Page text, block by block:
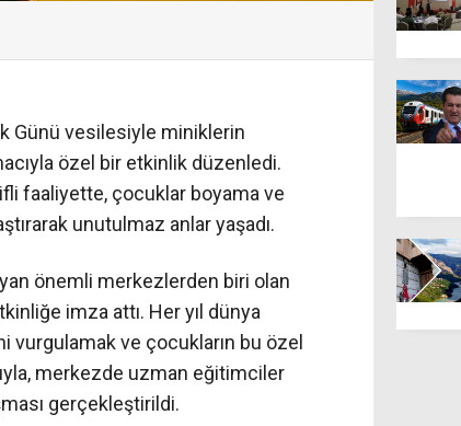
Günü vesilesiyle miniklerin
özel bir etkinlik düzenledi.
faaliyette, çocuklar boyama ve
unutulmaz anlar yaşadı.
önemli merkezlerden biri olan
imza attı. Her yıl dünya
vurgulamak ve çocukların bu özel
merkezde uzman eğitimciler
gerçekleştirildi.